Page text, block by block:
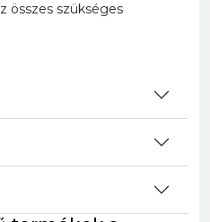
összes szükséges